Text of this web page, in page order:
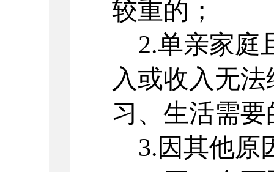
较重的；
2.单亲家庭
入或收入无
习、生活需要
3.因其他原